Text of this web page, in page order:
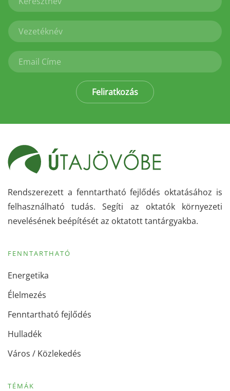
Feliratkozás
Rendszerezett a fenntartható fejlődés oktatásához is
felhasználható tudás. Segíti az oktatók környezeti
nevelésének beépítését az oktatott tantárgyakba.
FENNTARTHATÓ
Energetika
Élelmezés
Fenntartható fejlődés
Hulladék
Város / Közlekedés
TÉMÁK